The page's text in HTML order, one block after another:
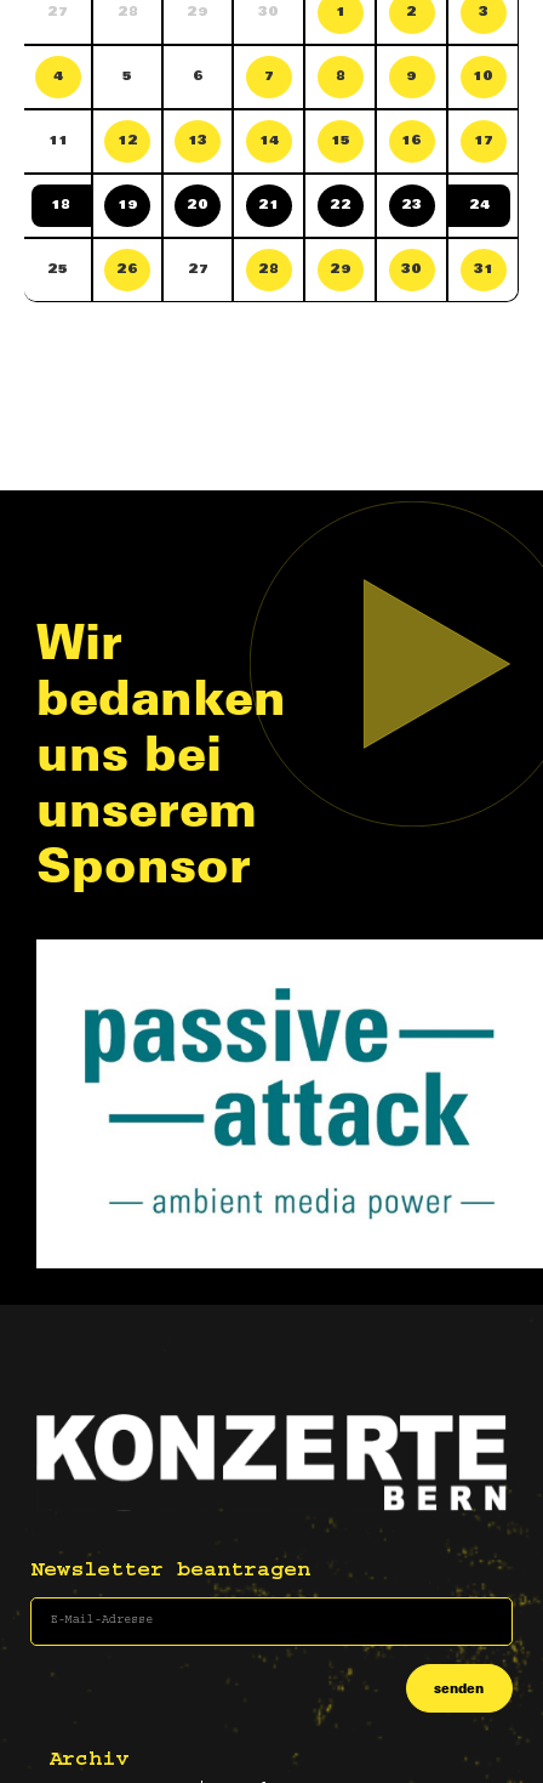
27 28 29 30 1 2 3
4 5 6 7 8 9 10
11 12 13 14 15 16 17
18 19 20 21 22 23 24
25 26 27 28 29 30 31
Wir
bedanken
uns bei
unserem
Sponsor
Newsletter beantragen
senden
Archiv